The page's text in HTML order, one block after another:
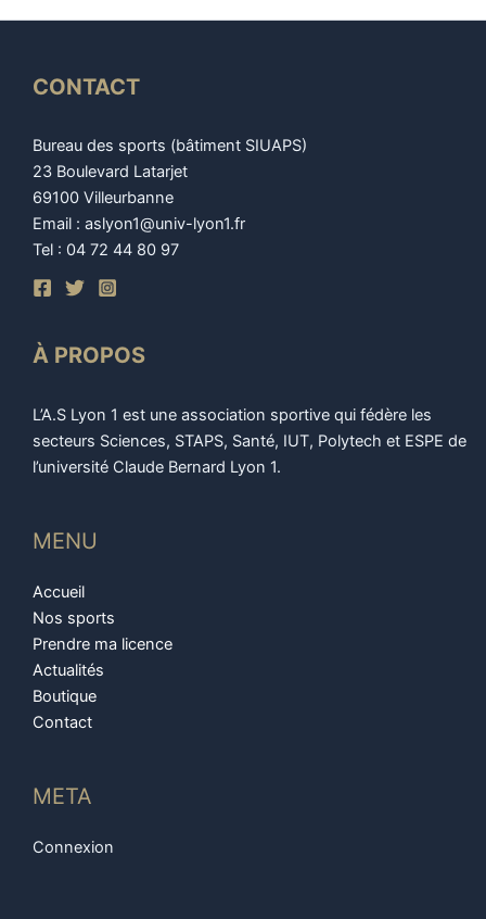
CONTACT
Bureau des sports (bâtiment SIUAPS)
23 Boulevard Latarjet
69100 Villeurbanne
Email : aslyon1@univ-lyon1.fr
Tel : 04 72 44 80 97
À PROPOS
L’A.S Lyon 1 est une association sportive qui fédère les
secteurs Sciences, STAPS, Santé, IUT, Polytech et ESPE de
l’université Claude Bernard Lyon 1.
MENU
Accueil
Nos sports
Prendre ma licence
Actualités
Boutique
Contact
META
Connexion